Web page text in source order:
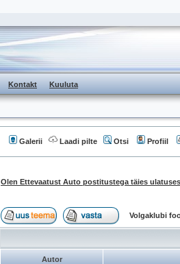
Kontakt Kuuluta
Galerii Laadi pilte Otsi Profiil
Olen Ettevaatust Auto postitustega täies
Volgaklubi
Autor